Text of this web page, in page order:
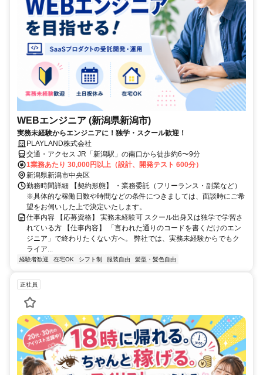
WEBエンジニア (新潟県新潟市)
実務未経験からエンジニアに！独学・スクール歓迎！
PLAYLAND株式会社
交通・アクセス JR「新潟駅」の南口から徒歩約6〜9分
1業務あたり 30,000円以上（設計、開発テスト 600分）
新潟県新潟市中央区
勤務時間詳細 【契約形態】 ・業務委託（フリーランス・副業など）
※具体的な稼働日数や時間などの条件につきましては、面談時にご希
望をお伺いした上で決定いたします。
仕事内容 【応募資格】 実務未経験可 スクール出身又は独学で学習さ
れている方 【仕事内容】 「言われた通りのコードを書くだけのエン
ジニア」で終わりたくない方へ。 弊社では、実務未経験からでもク
ライア...
経験者歓迎 在宅OK シフト制 服装自由 髪型・髪色自由
正社員